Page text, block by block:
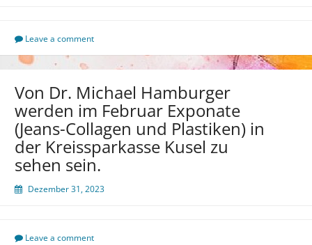
Leave a comment
Von Dr. Michael Hamburger
werden im Februar Exponate
(Jeans-Collagen und Plastiken) in
der Kreissparkasse Kusel zu
sehen sein.
Dezember 31, 2023
Leave a comment